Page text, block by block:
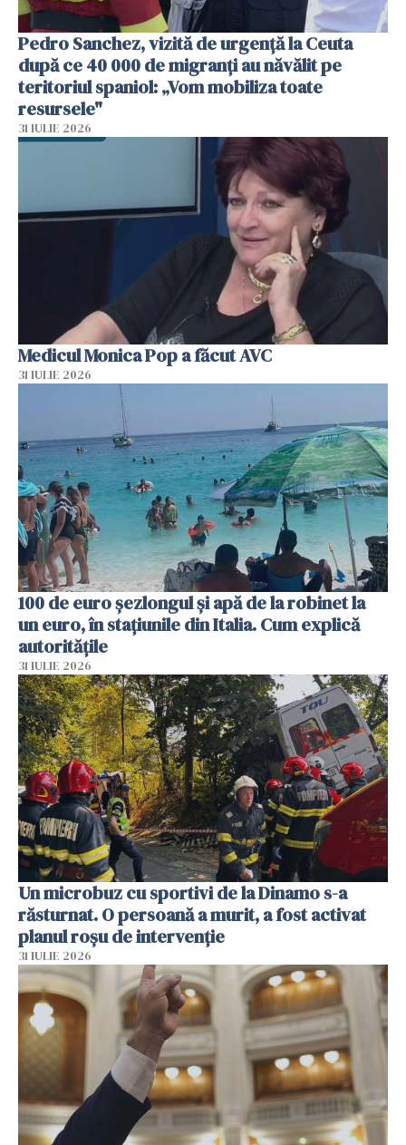
Pedro Sanchez, vizită de urgență la Ceuta
după ce 40 000 de migranți au năvălit pe
teritoriul spaniol: „Vom mobiliza toate
resursele"
31 IULIE 2026
Medicul Monica Pop a făcut AVC
31 IULIE 2026
100 de euro șezlongul și apă de la robinet la
un euro, în stațiunile din Italia. Cum explică
autoritățile
31 IULIE 2026
Un microbuz cu sportivi de la Dinamo s-a
răsturnat. O persoană a murit, a fost activat
planul roșu de intervenție
31 IULIE 2026